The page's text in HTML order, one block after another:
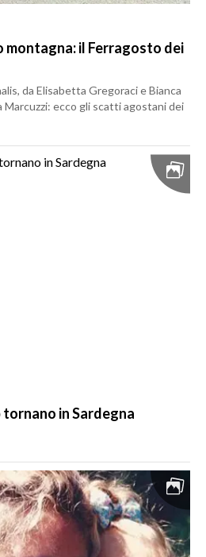
montagna: il Ferragosto dei
da Elisabetta Gregoraci e Bianca
Marcuzzi: ecco gli scatti agostani dei
in Sardegna